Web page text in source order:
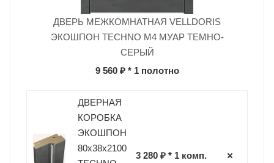
ДВЕРЬ МЕЖКОМНАТНАЯ VELLDORIS
ЭКОШПОН TECHNO M4 МУАР ТЕМНО-
СЕРЫЙ
9 560 ₽* 1 полотно
ДВЕРНАЯ
КОРОБКА
ЭКОШПОН
80х38х2100
3 280 ₽ * 1 комп.